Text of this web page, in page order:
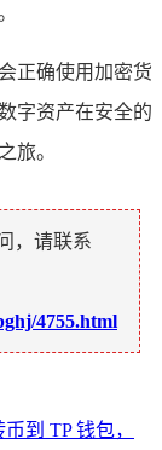
正确使用加密货
字资产在安全的
旅。
，请联系
4755.html
到 TP 钱包，